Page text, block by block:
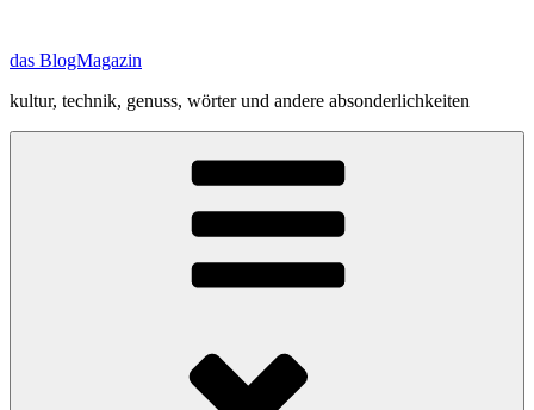
springen
das BlogMagazin
kultur, technik, genuss, wörter und andere absonderlichkeiten